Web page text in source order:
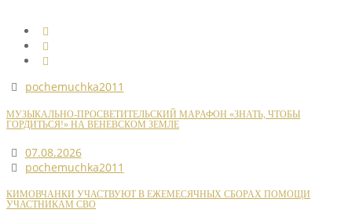
pochemuchka2011
МУЗЫКАЛЬНО-ПРОСВЕТИТЕЛЬСКИЙ МАРАФОН «ЗНАТЬ, ЧТОБЫ
ГОРДИТЬСЯ!» НА ВЕНЕВСКОМ ЗЕМЛЕ
07.08.2026
pochemuchka2011
КИМОВЧАНКИ УЧАСТВУЮТ В ЕЖЕМЕСЯЧНЫХ СБОРАХ ПОМОЩИ
УЧАСТНИКАМ СВО